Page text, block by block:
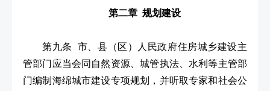
第二章 规划建设
第九条 市、县（区）人民政府住房城乡建设主
管部门应当会同自然资源、城管执法、水利等主管部
门编制海绵城市建设专项规划，并听取专家和社会公